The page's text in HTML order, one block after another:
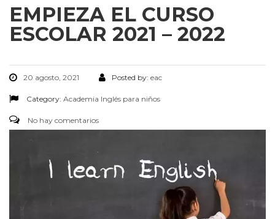
EMPIEZA EL CURSO
ESCOLAR 2021 – 2022
20 agosto, 2021 Posted by: eac
Category: Academia Inglés para niños
No hay comentarios